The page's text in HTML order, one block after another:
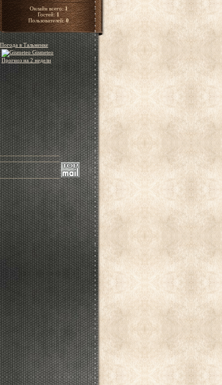
Онлайн всего:1
Гостей:1
Пользователей:0
Погода в Тальменке
Gismeteo
Прогноз на 2 недели
____________________
____________________
____________________